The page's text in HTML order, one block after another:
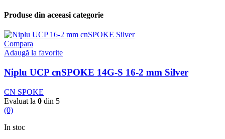
Produse din aceeasi categorie
Compara
Adaugă la favorite
Niplu UCP cnSPOKE 14G-S 16-2 mm Silver
CN SPOKE
Evaluat la 0 din 5
(0)
In stoc